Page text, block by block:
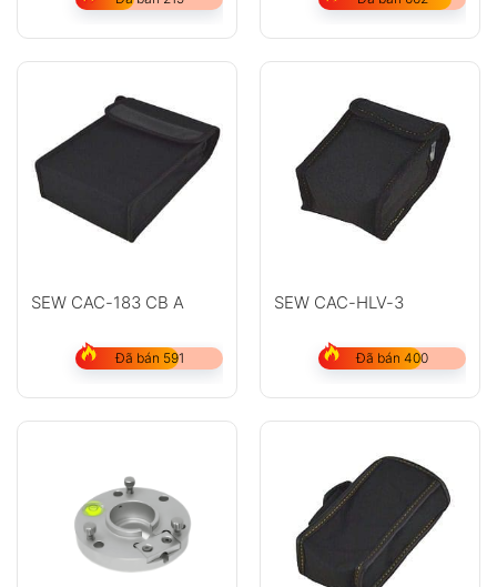
SEW CAC-183 CB A
Đã bán 591
SEW CAC-HLV-3
Đã bán 400